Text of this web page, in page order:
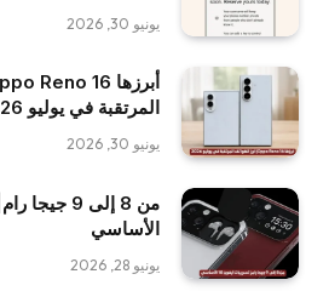
يونيو 30, 2026
المرتقبة في يوليو 2026
يونيو 30, 2026
الأساسي
يونيو 28, 2026